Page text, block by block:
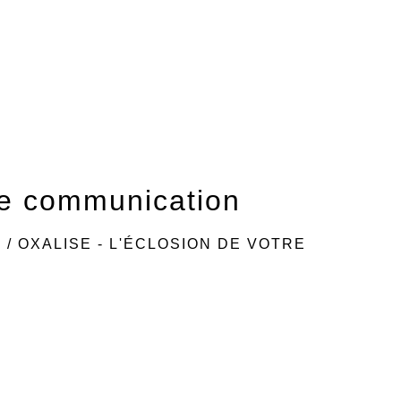
communication
/OXALISE - L'ÉCLOSION DE VOTRE